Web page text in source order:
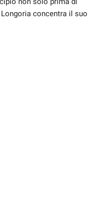
concentra il suo